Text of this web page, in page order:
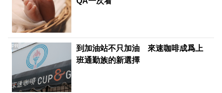
到加油站不只加油 來速咖啡成爲上
班通勤族的新選擇
PR